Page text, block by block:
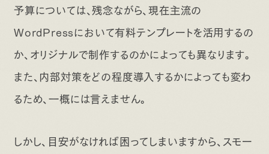
予算については、残念ながら、現在主流の
WordPressにおいて有料テンプレートを活用するの
か、オリジナルで制作するのかによっても異なります。
また、内部対策をどの程度導入するかによっても変わ
るため、一概には言えません。
しかし、目安がなければ困ってしまいますから、スモー